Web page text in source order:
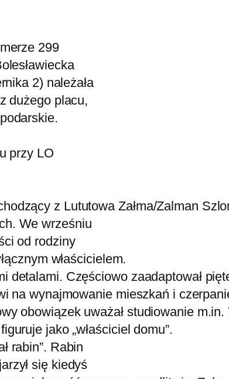
299
2) należała
dużego placu,
przy LO
z Lututowa Załma/Zalman
We wrześniu
od rodziny
właścicielem.
detalami. Częściowo zaadaptował
na wynajmowanie mieszkań i
obowiązek uważał studiowanie
jako „właściciel domu”.
rabin”. Rabin
się kiedyś